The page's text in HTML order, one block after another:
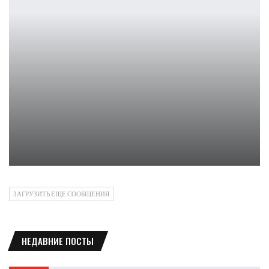
ЗАГРУЗИТЬ ЕЩЕ СООБЩЕНИЯ
НЕДАВНИЕ ПОСТЫ